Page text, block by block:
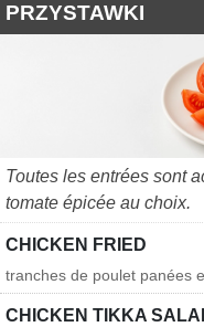
PRZYSTAWKI
Toutes les entrées sont
tomate épicée au choix.
CHICKEN FRIED
tranches de poulet panées
CHICKEN TIKKA